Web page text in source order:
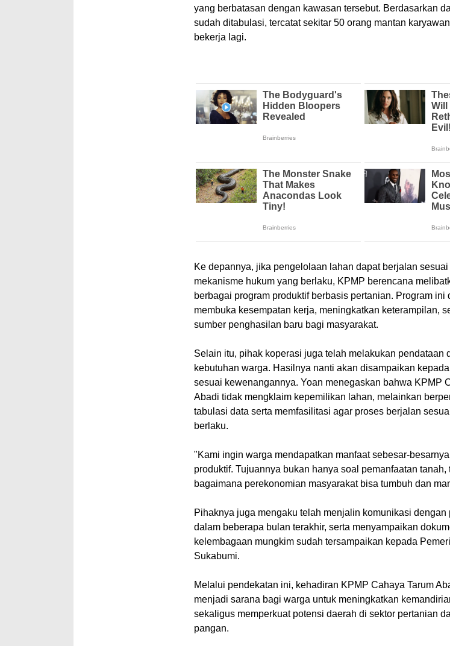
yang berbatasan dengan kawasan tersebut. Berdasarkan
sudah ditabulasi, tercatat sekitar 50 orang mantan
bekerja lagi.
Ke depannya, jika pengelolaan lahan dapat berjalan
mekanisme hukum yang berlaku, KPMP berencana
berbagai program produktif berbasis pertanian. Program ini
membuka kesempatan kerja, meningkatkan keterampilan,
sumber penghasilan baru bagi masyarakat.
Selain itu, pihak koperasi juga telah melakukan pendataan
kebutuhan warga. Hasilnya nanti akan disampaikan
sesuai kewenangannya. Yoan menegaskan bahwa KPMP
Abadi tidak mengklaim kepemilikan lahan, melainkan
tabulasi data serta memfasilitasi agar proses berjalan
berlaku.
"Kami ingin warga mendapatkan manfaat sebesar-
produktif. Tujuannya bukan hanya soal pemanfaatan tanah,
bagaimana perekonomian masyarakat bisa tumbuh dan
Pihaknya juga mengaku telah menjalin komunikasi dengan
dalam beberapa bulan terakhir, serta menyampaikan
kelembagaan mungkim sudah tersampaikan kepada
Sukabumi.
Melalui pendekatan ini, kehadiran KPMP Cahaya Tarum
menjadi sarana bagi warga untuk meningkatkan
sekaligus memperkuat potensi daerah di sektor pertanian
pangan.